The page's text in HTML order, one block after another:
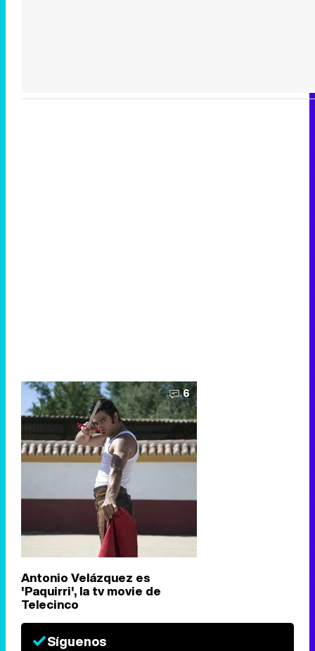
6
Antonio Velázquez es
'Paquirri', la tv movie de
Telecinco
Síguenos